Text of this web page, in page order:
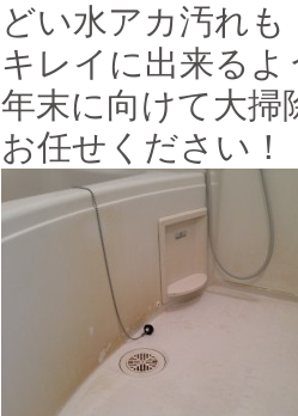
どい水アカ汚れも
キレイに出来る
年末に向けて大
お任せください！